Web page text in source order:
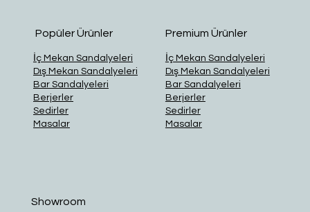
Showroom
Popüler Ürünler
İç Mekan Sandalyeleri
Dış Mekan Sandalyeleri
Bar Sandalyeleri
Berjerler
Sedirler
Masalar
Premium Ürünler
İç Mekan Sandalyeleri
Dış Mekan Sandalyeleri
Bar Sandalyeleri
Berjerler
Sedirler
Masalar